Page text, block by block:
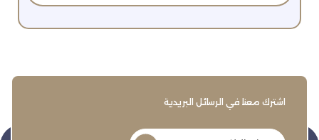
اشترك معنا في الرسائل البريدية